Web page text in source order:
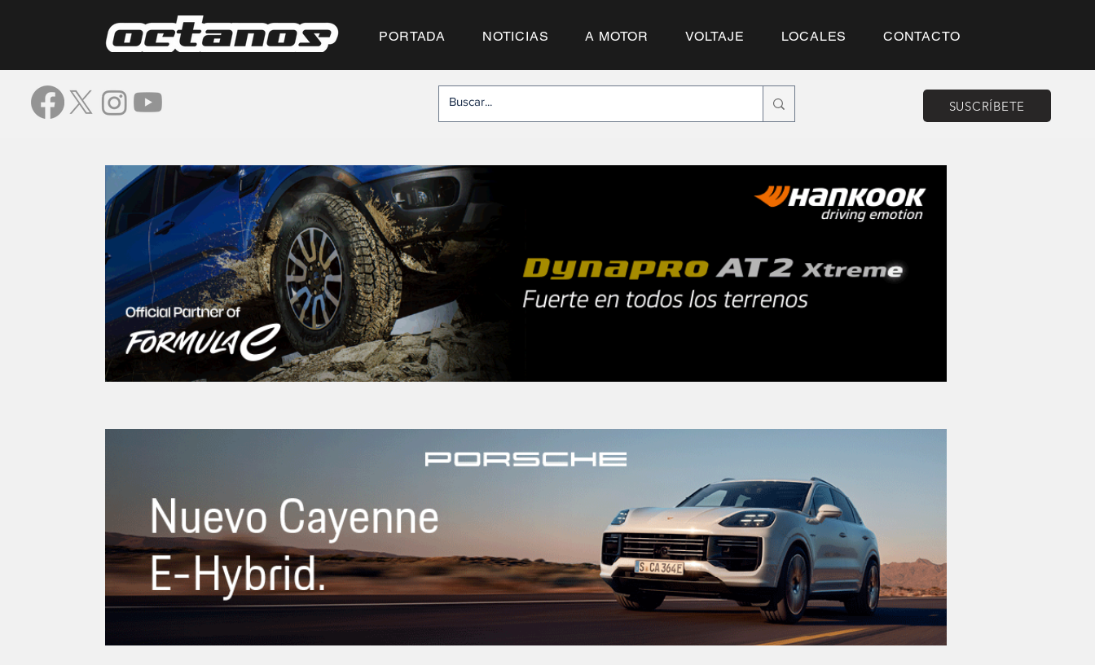
PORTADA NOTICIAS A MOTOR VOLTAJE LOCALES CONTACTO
SUSCRÍBETE